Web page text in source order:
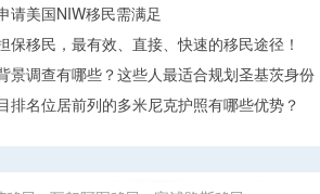
请美国NIW移民需满足
保移民，最有效、直接、快速的移民途径！
景调查有哪些？这些人最适合规划圣基茨身份
排名位居前列的多米尼克护照有哪些优势？